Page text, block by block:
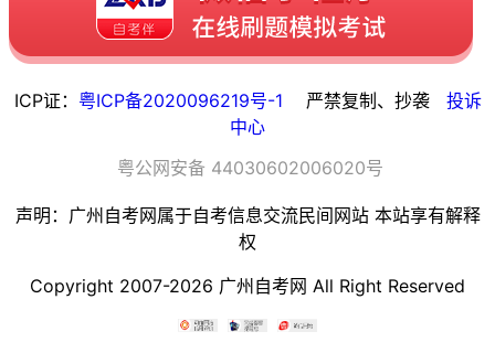
ICP证： 粤ICP备2020096219号-1 严禁复制、抄袭 投诉
中心
粤公网安备 44030602006020号
声明：广州自考网属于自考信息交流民间网站 本站享有解释
权
Copyright 2007-2026 广州自考网 All Right Reserved